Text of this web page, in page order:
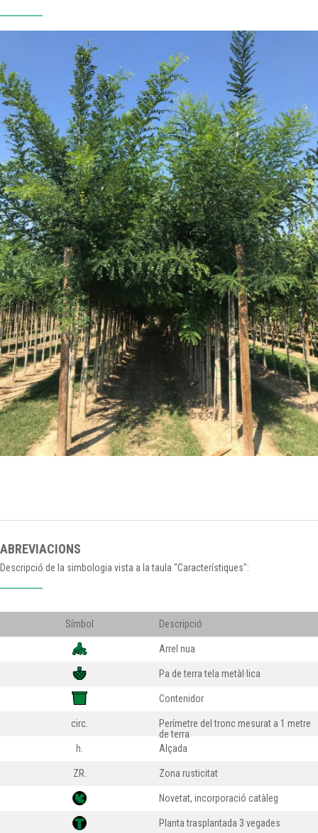
ABREVIACIONS
Descripció de la simbologia vista a la taula "Característiques":
Símbol Descripció
Arrel nua
Pa de terra tela metàl·lica
Contenidor
circ.
Perímetre del tronc mesurat a 1 metre
de terra
h.
Alçada
ZR. Zona rusticitat
Novetat, incorporació catàleg
Planta trasplantada 3 vegades